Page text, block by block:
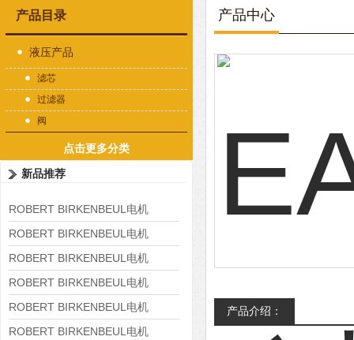
产品目录
液压产品
滤芯
过滤器
阀
点击更多分类
新品推荐
ROBERT BIRKENBEUL电机
8APE225M-4-IE3
ROBERT BIRKENBEUL电机
8APE180L-4 IE3
ROBERT BIRKENBEUL电机
8APE160M-6 IE3
ROBERT BIRKENBEUL电机
8APE160L-4-IE3
ROBERT BIRKENBEUL电机
8APE112M-6K-IE3
ROBERT BIRKENBEUL电机
产品中心
产品介绍：